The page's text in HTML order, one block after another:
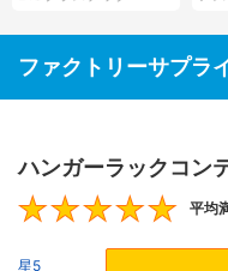
ファクトリーサプラ
ハンガーラックコン
平均
星5